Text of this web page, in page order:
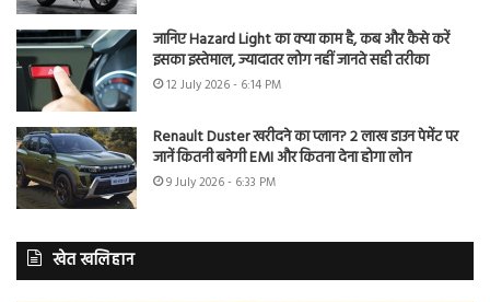
जानिए Hazard Light का क्या काम है, कब और कैसे करें
इसका इस्तेमाल, ज्यादातर लोग नहीं जानते सही तरीका
12 July 2026 - 6:14 PM
Renault Duster खरीदने का प्लान? 2 लाख डाउन पेमेंट पर
जानें कितनी बनेगी EMI और कितना देना होगा लोन
9 July 2026 - 6:33 PM
खेत खलिहान